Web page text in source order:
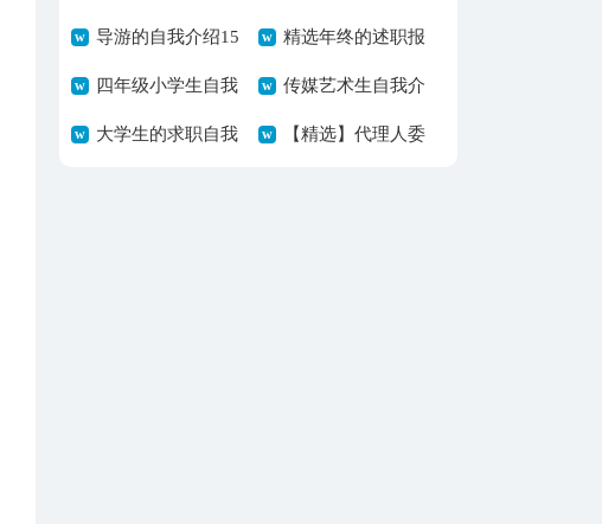
7篇)
导游的自我介绍15
篇
精选年终的述职报
告集锦7篇
四年级小学生自我
介绍14篇
传媒艺术生自我介
绍
大学生的求职自我 【精选】代理人委